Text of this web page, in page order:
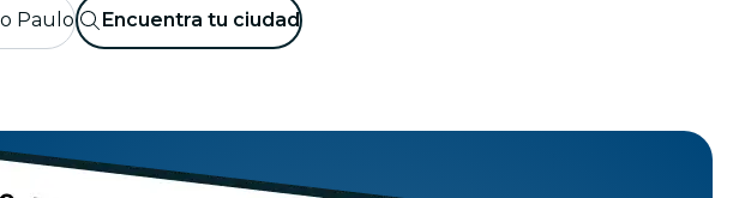
Paulo Encuentra tu ciudad